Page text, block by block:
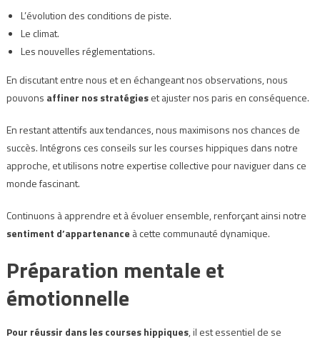
L’évolution des conditions de piste.
Le climat.
Les nouvelles réglementations.
En discutant entre nous et en échangeant nos observations, nous
pouvons affiner nos stratégieset ajuster nos paris en conséquence.
En restant attentifs aux tendances, nous maximisons nos chances de
succès. Intégrons ces conseils sur les courses hippiques dans notre
approche, et utilisons notre expertise collective pour naviguer dans ce
monde fascinant.
Continuons à apprendre et à évoluer ensemble, renforçant ainsi notre
sentiment d’appartenance à cette communauté dynamique.
Préparation mentale et
émotionnelle
Pour réussir dans les courses hippiques, il est essentiel de se